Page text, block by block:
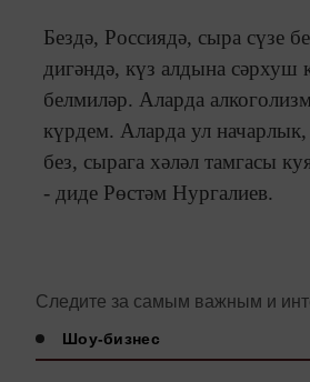
Бездә, Россиядә, сыра сүзе
дигәндә, күз алдына сәрхуш
белмиләр. Аларда
күрдем. Аларда ул
без, сырага хәләл тамгасы
- диде Рөстәм Нургалиев.
Следите за самым важным и
Шоу-бизнес